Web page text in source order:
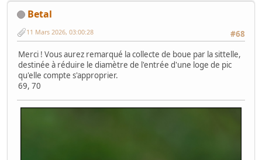
Betal
#68
11 Mars 2026, 03:00:28
Merci ! Vous aurez remarqué la collecte de boue par la sittelle,
destinée à réduire le diamètre de l'entrée d'une loge de pic
qu'elle compte s'approprier.
69, 70